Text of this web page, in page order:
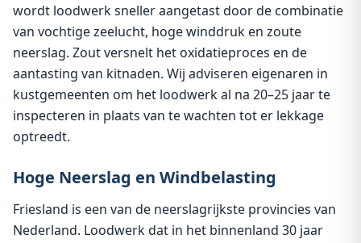
wordt loodwerk sneller aangetast door de combinatie
van vochtige zeelucht, hoge winddruk en zoute
neerslag. Zout versnelt het oxidatieproces en de
aantasting van kitnaden. Wij adviseren eigenaren in
kustgemeenten om het loodwerk al na 20–25 jaar te
inspecteren in plaats van te wachten tot er lekkage
optreedt.
Hoge Neerslag en Windbelasting
Friesland is een van de neerslagrijkste provincies van
Nederland. Loodwerk dat in het binnenland 30 jaar